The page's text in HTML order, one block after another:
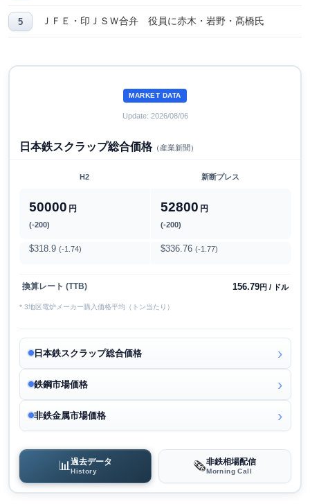
ＪＦＥ・印ＪＳＷ合弁 役員に赤木・岩野・髙橋氏
MARKET DATA
Update: 2026/08/06
日本鉄スクラップ総合価格（産業新聞）
H2 新断プレス
50000 円
(-200)
52800 円
(-200)
$318.9 (-1.74) $336.76 (-1.77)
換算レート (TTB) 156.79円 / ドル
* 3地区電炉メーカー購入価格平均（トン当たり）
日本鉄スクラップ総合価格
鉄鋼市場価格
非鉄金属市場価格
📊過去データ
History 🗞️非鉄相場配信
Morning Call